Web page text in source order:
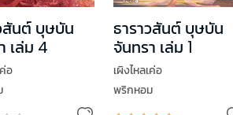
สันต์ บุษบัน
เล่ม 4
อ
ธาราวสันต์ บุษบัน
จันทรา เล่ม 1
เผิงไหลเค่อ
พริกหอม